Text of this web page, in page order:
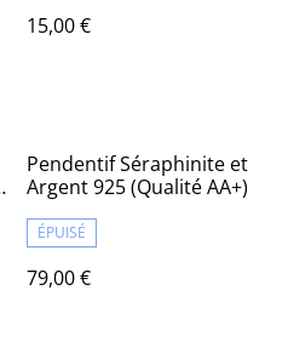
15,00 €
Pendentif Séraphinite et
Argent 925 (Qualité AA+)
ÉPUISÉ
79,00 €